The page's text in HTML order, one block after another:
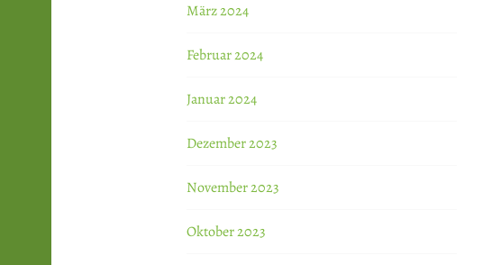
März 2024
Februar 2024
Januar 2024
Dezember 2023
November 2023
Oktober 2023